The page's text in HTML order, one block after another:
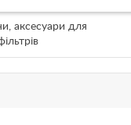
аксесуари для